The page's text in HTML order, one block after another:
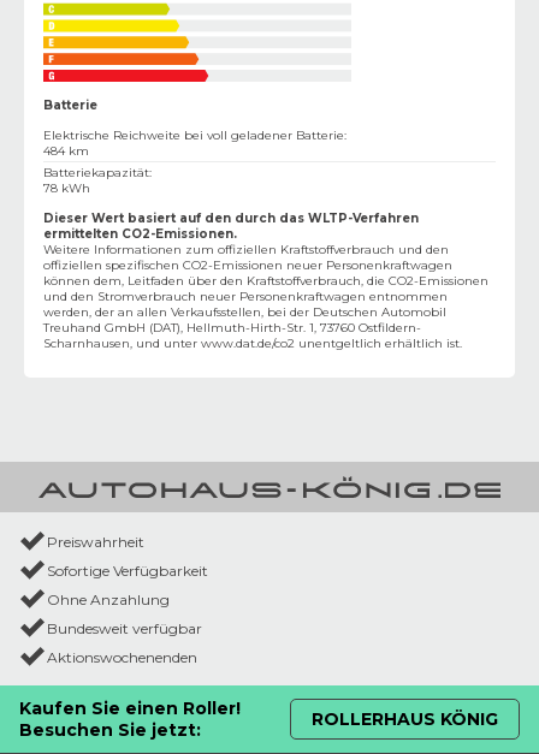
Batterie
Elektrische Reichweite bei voll geladener Batterie:
484 km
Batteriekapazität:
78 kWh
Dieser Wert basiert auf den durch das WLTP-Verfahren
ermittelten CO2-Emissionen.
Weitere Informationen zum offiziellen Kraftstoffverbrauch und den
offiziellen spezifischen CO2-Emissionen neuer Personenkraftwagen
können dem‚ Leitfaden über den Kraftstoffverbrauch, die CO2-Emissionen
und den Stromverbrauch neuer Personenkraftwagen entnommen
werden, der an allen Verkaufsstellen, bei der Deutschen Automobil
Treuhand GmbH (DAT), Hellmuth-Hirth-Str. 1, 73760 Ostfildern-
Scharnhausen, und unter www.dat.de/co2 unentgeltlich erhältlich ist.
Preiswahrheit
Sofortige Verfügbarkeit
Ohne Anzahlung
Bundesweit verfügbar
Aktionswochenenden
Kaufen Sie einen Roller!
Besuchen Sie jetzt:
ROLLERHAUS KÖNIG